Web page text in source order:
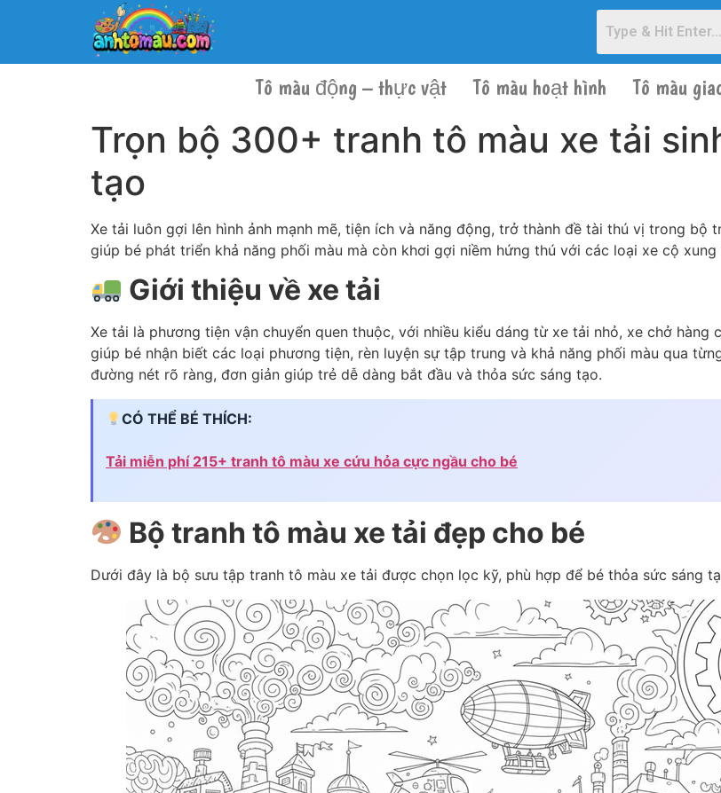
Tô màu động – thực vật Tô màu hoạt hình Tô màu
Trọn bộ 300+ tranh tô màu xe tải
tạo
Xe tải luôn gợi lên hình ảnh mạnh mẽ, tiện ích và năng động, trở thành đề tài thú vị trong bộ
giúp bé phát triển khả năng phối màu mà còn khơi gợi niềm hứng thú với các loại xe cộ xung
Giới thiệu về xe tải
Xe tải là phương tiện vận chuyển quen thuộc, với nhiều kiểu dáng từ xe tải nhỏ, xe chở
giúp bé nhận biết các loại phương tiện, rèn luyện sự tập trung và khả năng phối màu qua
đường nét rõ ràng, đơn giản giúp trẻ dễ dàng bắt đầu và thỏa sức sáng tạo.
CÓ THỂ BÉ THÍCH:
Tải miễn phí 215+ tranh tô màu xe cứu hỏa cực ngầu cho bé
Bộ tranh tô màu xe tải đẹp cho bé
Dưới đây là bộ sưu tập tranh tô màu xe tải được chọn lọc kỹ, phù hợp để bé thỏa sức sáng